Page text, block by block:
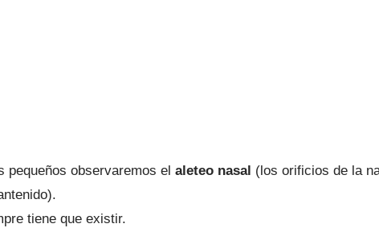
pequeños observaremos el aleteo nasal (los orificios de la
tiene que existir.